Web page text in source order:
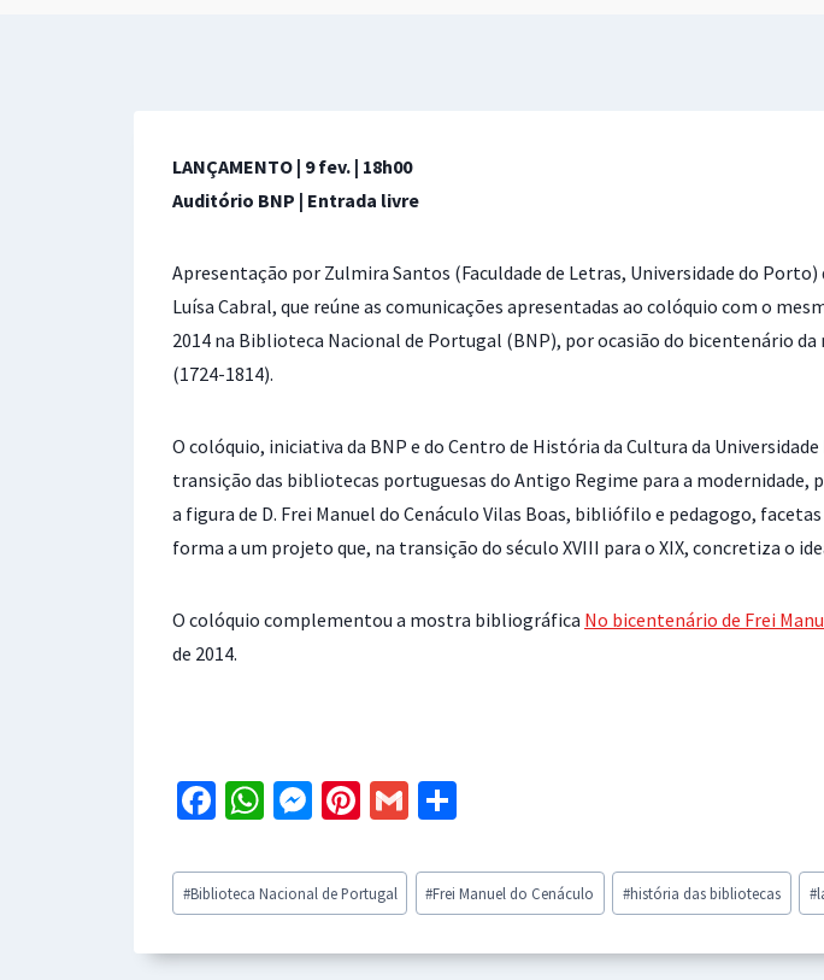
LANÇAMENTO | 9 fev. | 18h00
Auditório BNP | Entrada livre
Apresentação por Zulmira Santos (Faculdade de Letras, Universidade do
Luísa Cabral, que reúne as comunicações apresentadas ao colóquio com o
2014 na Biblioteca Nacional de Portugal (BNP), por ocasião do bicentenário da
(1724-1814).
O colóquio, iniciativa da BNP e do Centro de História da Cultura da
transição das bibliotecas portuguesas do Antigo Regime para a modernidade,
a figura de D. Frei Manuel do Cenáculo Vilas Boas, bibliófilo e pedagogo,
forma a um projeto que, na transição do século XVIII para o XIX, concretiza o
O colóquio complementou a mostra bibliográfica No bicentenário de Frei
de 2014.
Fa
b
o
o
W
at
sA
p
M
se
n
ge
Pi
er
es
t
G
ai
l
ar
e
Post
Tags:
#Biblioteca Nacional de Portugal #Frei Manuel do Cenáculo #história das bibliotecas #